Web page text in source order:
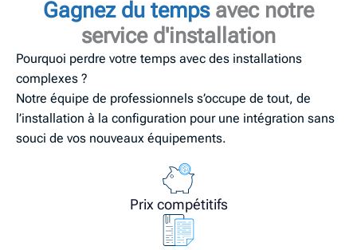
Gagnez du temps avec notre
service d'installation
Pourquoi perdre votre temps avec des installations
complexes ?
Notre équipe de professionnels s’occupe de tout, de
l’installation à la configuration pour une intégration sans
souci de vos nouveaux équipements.
Prix compétitifs